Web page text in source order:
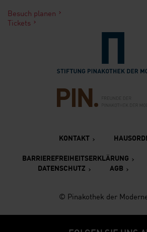
Besuch planen
Tickets
KONTAKT
© Pinakothek der
BARRIEREFREIHEITSERKLÄRUNG
DATENSCHUTZ
AGB